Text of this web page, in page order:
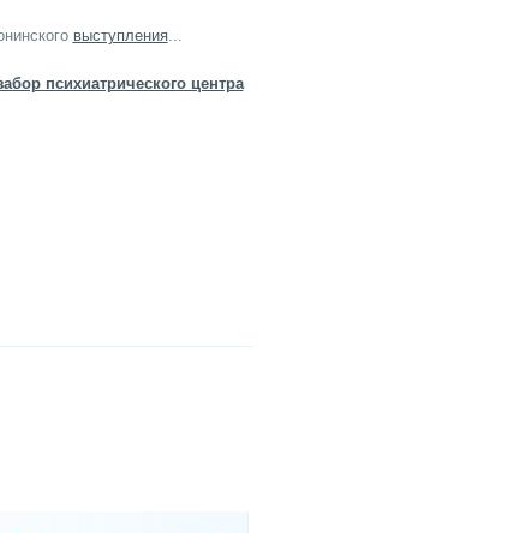
выступления...
психиатрического центра